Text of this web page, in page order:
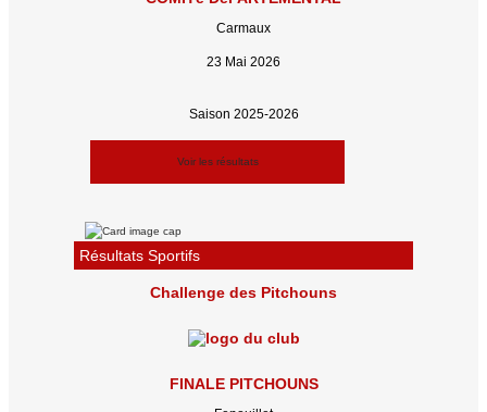
Carmaux
23 Mai 2026
Saison 2025-2026
Voir les résultats
Résultats Sportifs
Challenge des Pitchouns
FINALE PITCHOUNS